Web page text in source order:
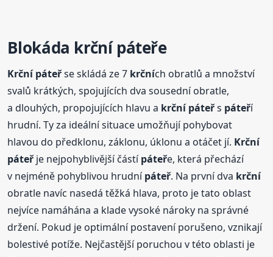
Blokáda krční páteře
Krční páteřse skládá ze 7 krčních obratlů a množství
svalů krátkých, spojujících dva sousední obratle,
a dlouhých, propojujících hlavu a krční páteřs páteří
hrudní. Ty za ideální situace umožňují pohybovat
hlavou do předklonu, záklonu, úklonu a otáčet jí. Krční
páteřje nejpohyblivější částípáteře, která přechází
v nejméně pohyblivou hrudnípáteř. Na první dva krční
obratle navíc nasedá těžká hlava, proto je tato oblast
nejvíce namáhána a klade vysoké nároky na správné
držení. Pokud je optimální postavení porušeno, vznikají
bolestivé potíže. Nejčastější poruchou v této oblasti je